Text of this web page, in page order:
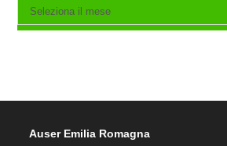
Archivi
Seleziona il mese
Auser Emilia Romagna